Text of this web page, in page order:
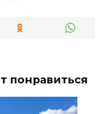
понравиться